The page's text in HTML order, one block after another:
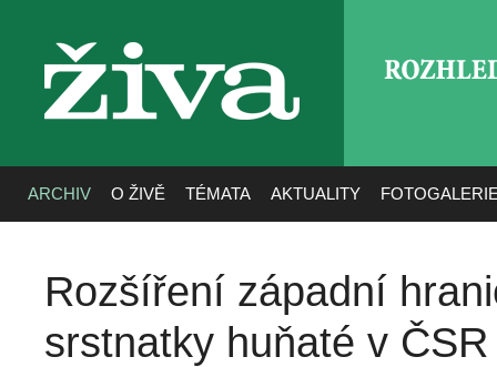
živa
ARCHIV O ŽIVĚ TÉMATA AKTUALITY
Rozšíření západní
srstnatky huňaté v ČSR